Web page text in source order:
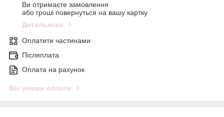
Ви отримаєте замовлення
або гроші повернуться на вашу картку
Детальніше
Оплатити частинами
Післяплата
Оплата на рахунок
Всі умови оплати